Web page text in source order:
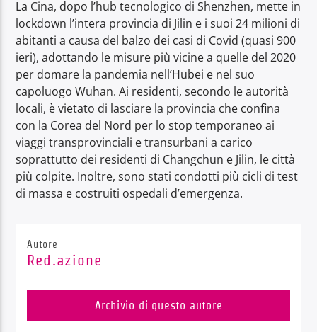
Radio Dolomiti
La Cina, dopo l’hub tecnologico di Shenzhen, mette in
lockdown l’intera provincia di Jilin e i suoi 24 milioni di
abitanti a causa del balzo dei casi di Covid (quasi 900
ieri), adottando le misure più vicine a quelle del 2020
per domare la pandemia nell’Hubei e nel suo
capoluogo Wuhan. Ai residenti, secondo le autorità
locali, è vietato di lasciare la provincia che confina
con la Corea del Nord per lo stop temporaneo ai
viaggi transprovinciali e transurbani a carico
soprattutto dei residenti di Changchun e Jilin, le città
più colpite. Inoltre, sono stati condotti più cicli di test
di massa e costruiti ospedali d’emergenza.
Autore
Red.azione
Archivio di questo autore